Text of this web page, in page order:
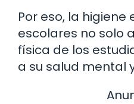
Por eso, la higiene
escolares no solo
física de los
a su salud mental